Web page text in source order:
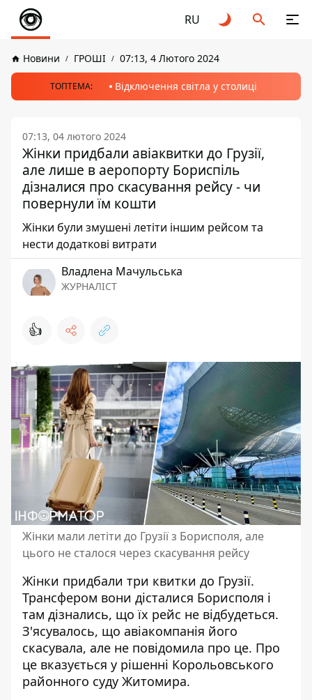
RU
Новини ГРОШІ 07:13, 4 Лютого 2024
ТОПТЕМА: Відключення світла у столиці
07:13, 04 лютого 2024
Жінки придбали авіаквитки до Грузії,
але лише в аеропорту Бориспіль
дізналися про скасування рейсу - чи
повернули їм кошти
Жінки були змушені летіти іншим рейсом та
нести додаткові витрати
Владлена Мачульська
ЖУРНАЛІСТ
👍
Жінки мали летіти до Грузії з Борисполя, але
цього не сталося через скасування рейсу
Жінки придбали три квитки до Грузії.
Трансфером вони дісталися Борисполя і
там дізнались, що їх рейс не відбудеться.
З'ясувалось, що авіакомпанія його
скасувала, але не повідомила про це. Про
це вказується у рішенні Корольовського
районного суду Житомира.